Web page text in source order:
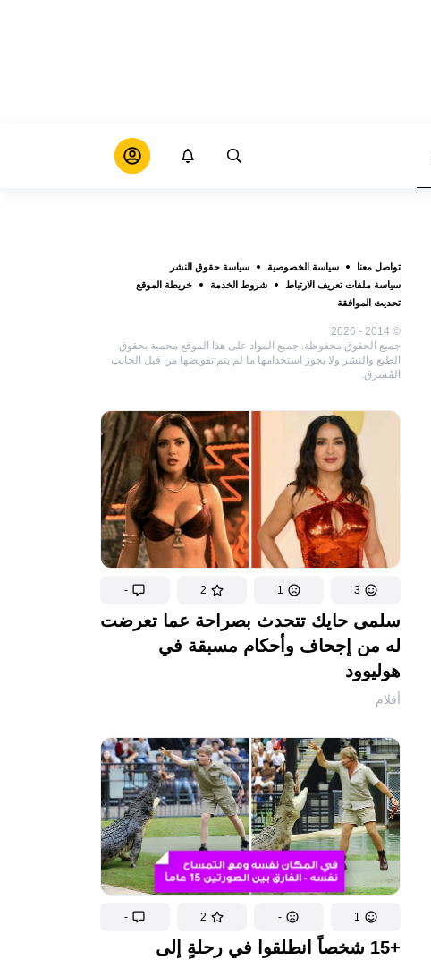
تواصل معنا سياسة الخصوصية
سياسة حقوق النشر
سياسة ملفات تعريف الارتباط
شروط الخدمة
خريطة الموقع
تحديث الموافقة
© 2014 - 2026
جميع الحقوق محفوظة. جميع المواد على هذا الموقع محمية بحقوق
الطبع والنشر ولا يجوز استخدامها ما لم يتم تفويضها من قبل الجانب
المُشرق.
3
1
2
-
سلمى حايك تتحدث بصراحة عما تعرضت
له من إجحاف وأحكام مسبقة في
هوليوود
أفلام
1
-
2
-
+15 شخصاً انطلقوا في رحلةٍ إلى